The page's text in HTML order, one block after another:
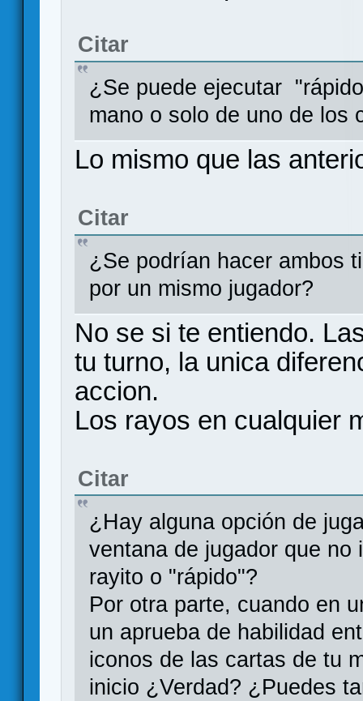
Citar
¿Se puede ejecutar
mano o solo de uno de los
Lo mismo que las
Citar
¿Se podrían hacer ambos
por un mismo jugador?
No se si te entiendo.
tu turno, la unica
accion.
Los rayos en cualquier
Citar
¿Hay alguna opción de
ventana de jugador que no
rayito o "rápido"?
Por otra parte, cuando en
un aprueba de habilidad
iconos de las cartas de tu
inicio ¿Verdad? ¿Puedes